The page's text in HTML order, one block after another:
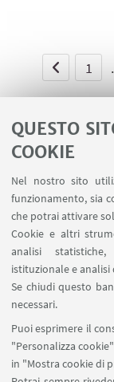
QUESTO
COOKIE
Nel nostro sito
funzionamento, sia
che potrai attivare
Cookie e altri
analisi
istituzionale e
Se chiudi questo
necessari.
Puoi esprimere il
"Personalizza
in "Mostra cookie di
1